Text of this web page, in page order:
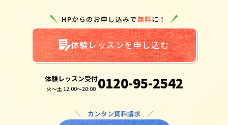
HPからのお申し込みで無料に！
体験レッスンを申し込む
体験レッスン受付
火～土 12:00～20:00 0120-95-2542
＼ カンタン資料請求 ／